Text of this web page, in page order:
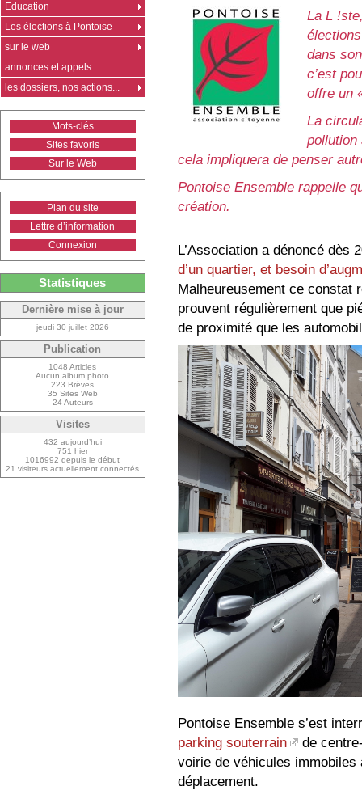
La L
dans
c’est
offre un
La
pollution
cela impliquera de penser
Pontoise Ensemble rappelle
création.
L’Association a dénoncé dès
d’un quartier, et besoin
Malheureusement ce constat
prouvent régulièrement que
de proximité que les
Pontoise Ensemble s’est
parking souterrain
de
voirie de véhicules
déplacement.
Education
Les élections à Pontoise
sur le web
annonces et appels
les dossiers, nos actions...
Mots-clés
Sites favoris
Sur le Web
Plan du site
Lettre d’information
Connexion
Statistiques
Dernière mise à jour
jeudi 30 juillet 2026
Publication
1048 Articles
Aucun album photo
223 Brèves
35 Sites Web
24 Auteurs
Visites
432 aujourd’hui
751 hier
1016992 depuis le début
21 visiteurs actuellement connectés